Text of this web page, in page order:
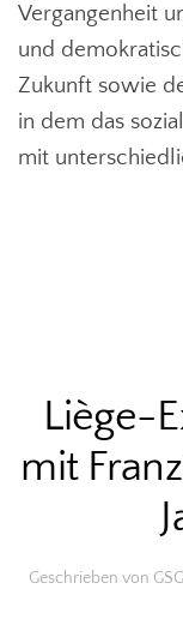
Vergangenheit
und
Zukunft sowie
in dem das
mit
Liège-
mit
Geschrieben von